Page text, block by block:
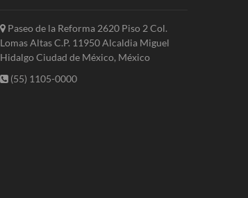
Paseo de la Reforma 2620 Piso 2 Col.
Lomas Altas C.P. 11950 Alcaldia Miguel
Hidalgo Ciudad de México, México
(55) 1105-0000